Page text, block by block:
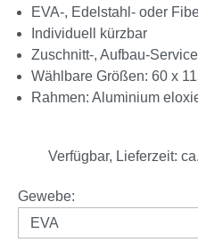
EVA-, Edelstahl- oder
Individuell kürzbar
Zuschnitt-, Aufbau-
Wählbare Größen: 60 x
Rahmen: Aluminium
Verfügbar, Lieferzeit:
Gewebeauswählen
: